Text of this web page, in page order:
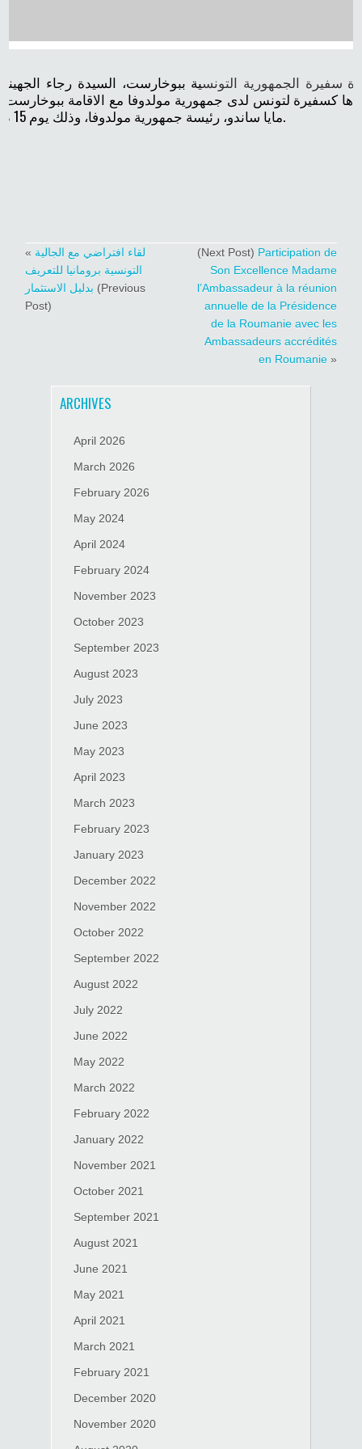
سفيرة الجمهورية التونسية ببوخارست، السيدة رجاء
كسفيرة لتونس لدى جمهورية مولدوفا مع الاقامة ببوخارست
مايا ساندو، رئيسة جمهورية مولدوفا، وذلك يوم 15 ديسمبر 2022.
« لقاء افتراضي مع الجالية
التونسية برومانيا للتعريف
بدليل الاستثمار (Previous
Post)
(Next Post) Participation de
Son Excellence Madame
l’Ambassadeur à la réunion
annuelle de la Présidence
de la Roumanie avec les
Ambassadeurs accrédités
en Roumanie»
ARCHIVES
April 2026
March 2026
February 2026
May 2024
April 2024
February 2024
November 2023
October 2023
September 2023
August 2023
July 2023
June 2023
May 2023
April 2023
March 2023
February 2023
January 2023
December 2022
November 2022
October 2022
September 2022
August 2022
July 2022
June 2022
May 2022
March 2022
February 2022
January 2022
November 2021
October 2021
September 2021
August 2021
June 2021
May 2021
April 2021
March 2021
February 2021
December 2020
November 2020